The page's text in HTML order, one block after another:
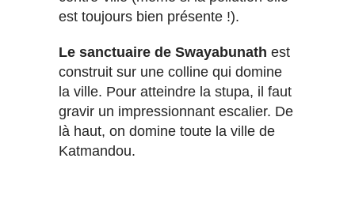
est toujours bien présente !).
Le sanctuaire de Swayabunath est
construit sur une colline qui domine
la ville. Pour atteindre la stupa, il faut
gravir un impressionnant escalier. De
là haut, on domine toute la ville de
Katmandou.